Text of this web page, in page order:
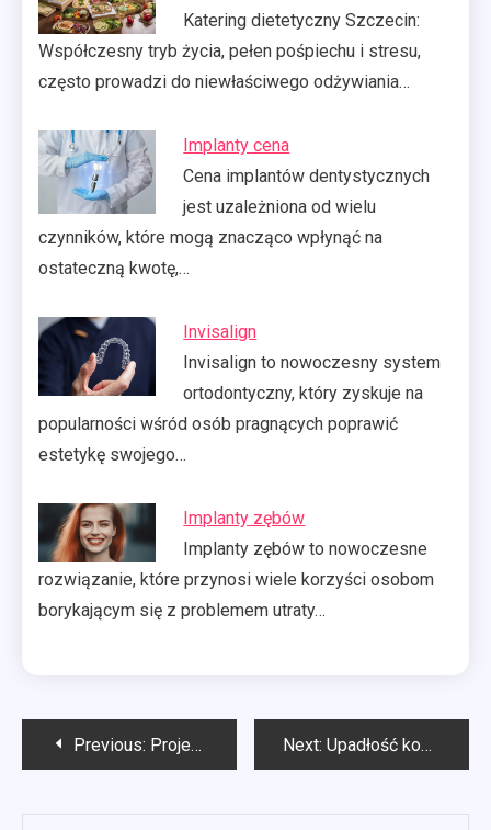
Katering dietetyczny Szczecin:
Współczesny tryb życia, pełen pośpiechu i stresu,
często prowadzi do niewłaściwego odżywiania…
Implanty cena
Cena implantów dentystycznych
jest uzależniona od wielu
czynników, które mogą znacząco wpłynąć na
ostateczną kwotę,…
Invisalign
Invisalign to nowoczesny system
ortodontyczny, który zyskuje na
popularności wśród osób pragnących poprawić
estetykę swojego…
Implanty zębów
Implanty zębów to nowoczesne
rozwiązanie, które przynosi wiele korzyści osobom
borykającym się z problemem utraty…
Nawigacja
Previous: Projekty wnętrz Toruń Next: Upadłość konsumencka Piotrków Trybunalski